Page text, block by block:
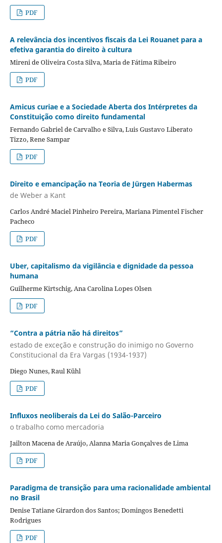
PDF
A relevância dos incentivos fiscais da Lei Rouanet para a
efetiva garantia do direito à cultura
Mireni de Oliveira Costa Silva, Maria de Fátima Ribeiro
PDF
Amicus curiae e a Sociedade Aberta dos Intérpretes da
Constituição como direito fundamental
Fernando Gabriel de Carvalho e Silva, Luis Gustavo Liberato
Tizzo, Rene Sampar
PDF
Direito e emancipação na Teoria de Jürgen Habermas
de Weber a Kant
Carlos André Maciel Pinheiro Pereira, Mariana Pimentel Fischer
Pacheco
PDF
Uber, capitalismo da vigilância e dignidade da pessoa
humana
Guilherme Kirtschig, Ana Carolina Lopes Olsen
PDF
“Contra a pátria não há direitos”
estado de exceção e construção do inimigo no Governo
Constitucional da Era Vargas (1934-1937)
Diego Nunes, Raul Kühl
PDF
Influxos neoliberais da Lei do Salão-Parceiro
o trabalho como mercadoria
Jailton Macena de Araújo, Alanna Maria Gonçalves de Lima
PDF
Paradigma de transição para uma racionalidade ambiental
no Brasil
Denise Tatiane Girardon dos Santos; Domingos Benedetti
Rodrigues
PDF